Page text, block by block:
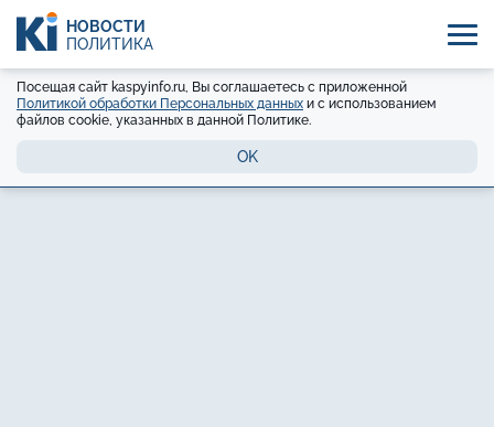
НОВОСТИ
ПОЛИТИКА
Посещая сайт kaspyinfo.ru, Вы соглашаетесь с приложенной
Политикой обработки Персональных данных и с использованием
файлов cookie, указанных в данной Политике.
OK